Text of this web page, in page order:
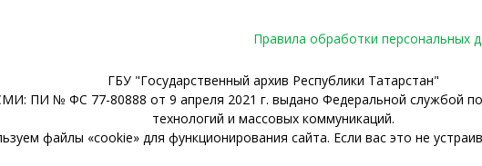
Правила обработки персональных
ГБУ "Государственный архив Республики Татарстан"
ПИ № ФС 77-80888 от 9 апреля 2021 г. выдано Федеральной службой
технологий и массовых коммуникаций.
файлы «cookie» для функционирования сайта. Если вас это не